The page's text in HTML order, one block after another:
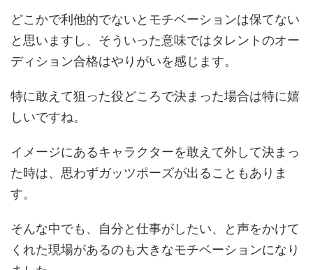
どこかで利他的でないとモチベーションは保てない
と思いますし、そういった意味ではタレントのオー
ディション合格はやりがいを感じます。
特に敢えて狙った役どころで決まった場合は特に嬉
しいですね。
イメージにあるキャラクターを敢えて外して決まっ
た時は、思わずガッツポーズが出ることもありま
す。
そんな中でも、自分と仕事がしたい、と声をかけて
くれた現場があるのも大きなモチベーションになり